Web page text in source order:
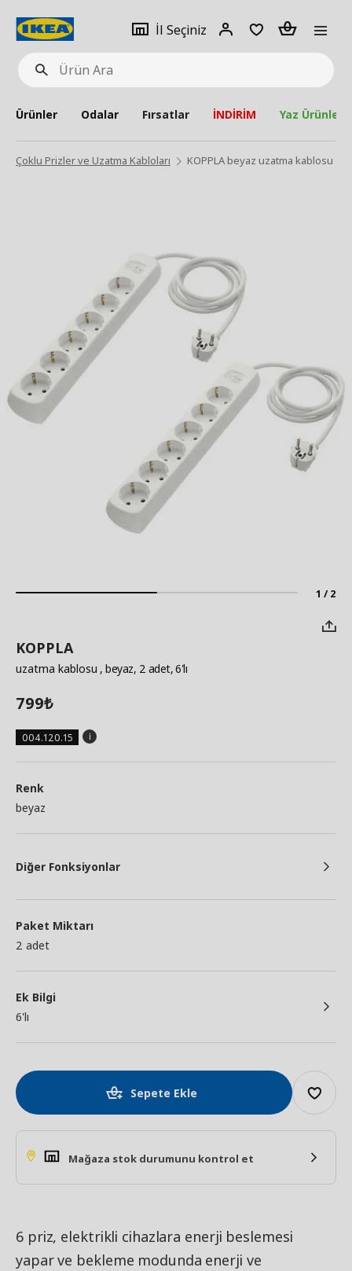
Ürün
Ara
İl Seçiniz
Giriş
Adet
Ürünler Odalar Fırsatlar İNDİRİM Yaz Ürünleri
Çoklu Prizler ve Uzatma Kabloları KOPPLA beyaz uzatma kablosu
1 / 2
KOPPLA
uzatma kablosu , beyaz, 2 adet, 6'lı
799₺
004.120.15
Renk
beyaz
Diğer Fonksiyonlar
Paket Miktarı
2 adet
Ek Bilgi
6'lı
Sepete Ekle
Mağaza stok durumunu kontrol et
6 priz, elektrikli cihazlara enerji beslemesi
yapar ve bekleme modunda enerji ve